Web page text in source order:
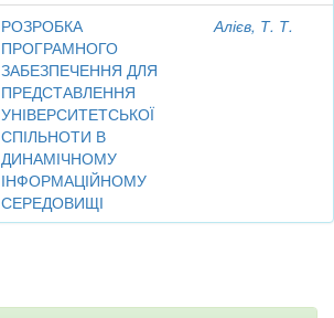
РОЗРОБКА
ПРОГРАМНОГО
ЗАБЕЗПЕЧЕННЯ ДЛЯ
ПРЕДСТАВЛЕННЯ
УНІВЕРСИТЕТСЬКОЇ
СПІЛЬНОТИ В
ДИНАМІЧНОМУ
ІНФОРМАЦІЙНОМУ
СЕРЕДОВИЩІ
Алієв, Т. Т.